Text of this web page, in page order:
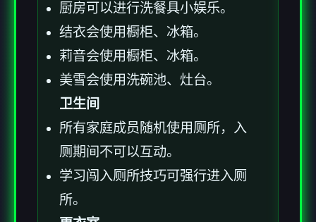
厨房可以进行洗餐具小娱乐。
结衣会使用橱柜、冰箱。
莉音会使用橱柜、冰箱。
美雪会使用洗碗池、灶台。
卫生间
所有家庭成员随机使用厕所，入
厕期间不可以互动。
学习闯入厕所技巧可强行进入厕
所。